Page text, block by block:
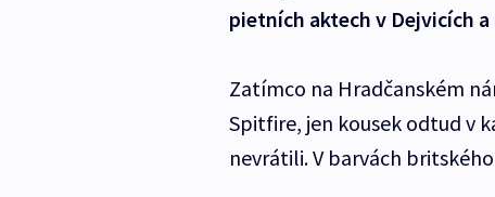
pietních aktech v Dejvicích a
Zatímco na Hradčanském
Spitfire, jen kousek odtud v
nevrátili. V barvách